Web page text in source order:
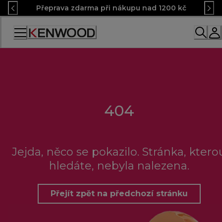
Skip
to
Content
Přeprava zdarma při nákupu nad 1200 kč
Accessibility
Statement
404
Jejda, něco se pokazilo. Stránka,
hledáte, nebyla nalezena.
Přejít zpět na předchozí stránku